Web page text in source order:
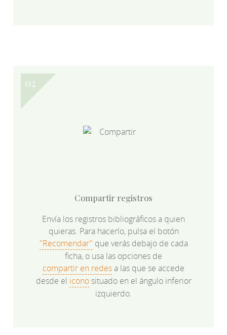
Compartir registros
Envía los registros bibliográficos a quien
quieras. Para hacerlo, pulsa el botón
"Recomendar" que verás debajo de cada
ficha, o usa las opciones de
compartir en redesa las que se accede
desde el iconosituado en el ángulo inferior
izquierdo.